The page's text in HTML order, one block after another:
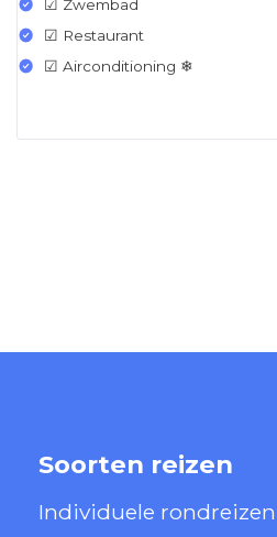
☑ Zwembad
☑ Restaurant
☑ Airconditioning ❄
Soorten reizen
Individuele rondreizen